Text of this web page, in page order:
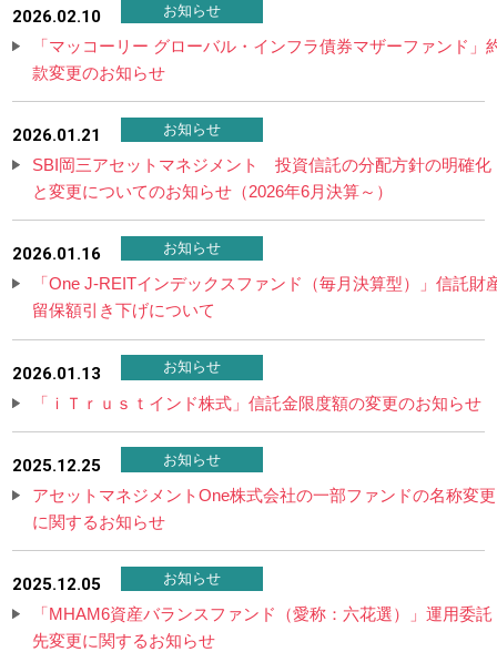
2026.02.10 お知らせ
「マッコーリー グローバル・インフラ債券マザーファンド」
款変更のお知らせ
2026.01.21 お知らせ
SBI岡三アセットマネジメント 投資信託の分配方針の明確化
と変更についてのお知らせ（2026年6月決算～）
2026.01.16 お知らせ
「One J‐REITインデックスファンド（毎月決算型）」信託財
留保額引き下げについて
2026.01.13 お知らせ
「ｉＴｒｕｓｔインド株式」信託金限度額の変更のお知らせ
2025.12.25 お知らせ
アセットマネジメントOne株式会社の一部ファンドの名称変更
に関するお知らせ
2025.12.05 お知らせ
「MHAM6資産バランスファンド（愛称：六花選）」運用委託
先変更に関するお知らせ